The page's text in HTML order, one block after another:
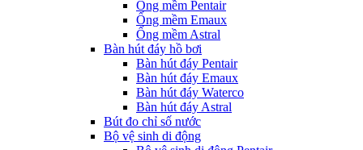
Ống mềm Pentair
Ống mềm Emaux
Ống mềm Astral
Bàn hút đáy hồ bơi
Bàn hút đáy Pentair
Bàn hút đáy Emaux
Bàn hút đáy Waterco
Bàn hút đáy Astral
Bút đo chỉ số nước
Bộ vệ sinh di động